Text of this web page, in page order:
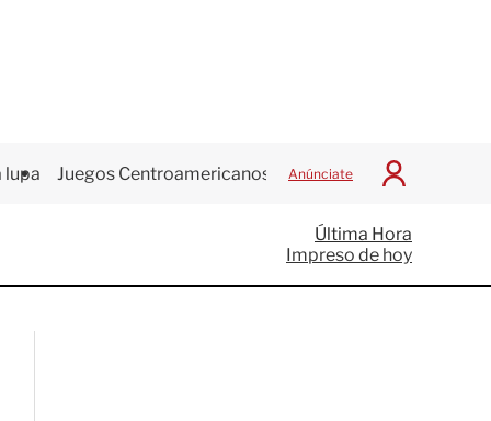
lupa Juegos Centroamericanos Anúnciate
I
c
i
a
Última Hora
Impreso de hoy